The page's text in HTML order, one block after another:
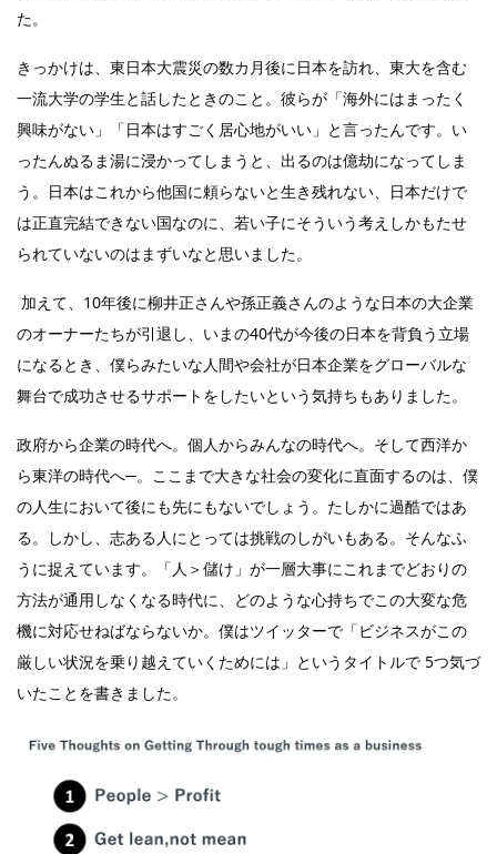
た。
きっかけは、東日本大震災の数カ月後に日本を訪れ、東大を含む
一流大学の学生と話したときのこと。彼らが「海外にはまったく
興味がない」「日本はすごく居心地がいい」と言ったんです。い
ったんぬるま湯に浸かってしまうと、出るのは億劫になってしま
う。日本はこれから他国に頼らないと生き残れない、日本だけで
は正直完結できない国なのに、若い子にそういう考えしかもたせ
られていないのはまずいなと思いました。
加えて、10年後に柳井正さんや孫正義さんのような日本の大企業
のオーナーたちが引退し、いまの40代が今後の日本を背負う立場
になるとき、僕らみたいな人間や会社が日本企業をグローバルな
舞台で成功させるサポートをしたいという気持ちもありました。
政府から企業の時代へ。個人からみんなの時代へ。そして西洋か
ら東洋の時代へ─。ここまで大きな社会の変化に直面するのは、僕
の人生において後にも先にもないでしょう。たしかに過酷ではあ
る。しかし、志ある人にとっては挑戦のしがいもある。そんなふ
うに捉えています。「人＞儲け」が一層大事にこれまでどおりの
方法が通用しなくなる時代に、どのような心持ちでこの大変な危
機に対応せねばならないか。僕はツイッターで「ビジネスがこの
厳しい状況を乗り越えていくためには」というタイトルで 5つ気づ
いたことを書きました。